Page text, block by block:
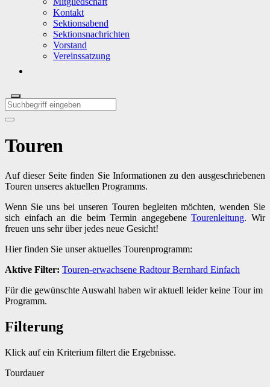
Kontakt
Sektionsabend
Sektionsnachrichten
Vorstand
Vereinssatzung
Touren
Auf dieser Seite finden Sie Informationen zu den ausgeschriebenen
Touren unseres aktuellen Programms.
Wenn Sie uns bei unseren Touren begleiten möchten, wenden Sie
sich einfach an die beim Termin angegebeneTourenleitung. Wir
freuen uns sehr über jedes neue Gesicht!
Hier finden Sie unser aktuelles Tourenprogramm:
Aktive Filter: Touren-erwachsene RadtourBernhard Einfach
Für die gewünschte Auswahl haben wir aktuell leider keine Tour im
Programm.
Filterung
Klick auf ein Kriterium filtert die Ergebnisse.
Tourdauer